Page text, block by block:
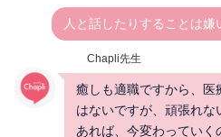
人と話したりすることは嫌
Chapli先生
癒しも適職ですから、
はないですが、頑張れ
あれば、今変わってい